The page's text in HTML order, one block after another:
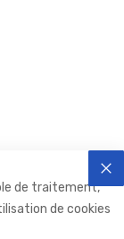
de traitement,
de cookies